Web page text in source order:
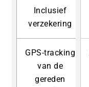
Inclusief
verzekering
GPS-tracking
van de
gereden